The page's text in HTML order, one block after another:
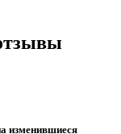
изменившиеся